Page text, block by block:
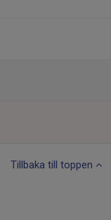
Tillbaka till toppen